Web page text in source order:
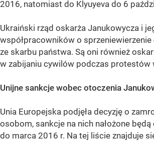
2016, natomiast do Klyuyeva do 6
Ukraiński rząd oskarża Janukowycza i
współpracowników o sprzeniewierzenie
ze skarbu państwa. Są oni również
w zabijaniu cywilów podczas protestów
Unijne sankcje wobec otoczenia
Unia Europejska podjęła decyzję o
osobom, sankcje na nich nałożone
do marca 2016 r. Na tej liście znajduje